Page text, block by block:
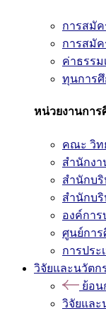
การสมั
การสมั
ค่าธรรม
ทุนการ
หน่วยงานการ
คณะ วิท
สำนักงา
สำนักบริ
สำนักบ
องค์กา
ศูนย์การ
การประ
วิจัยและนวัตก
ย้อน
วิจัยและ